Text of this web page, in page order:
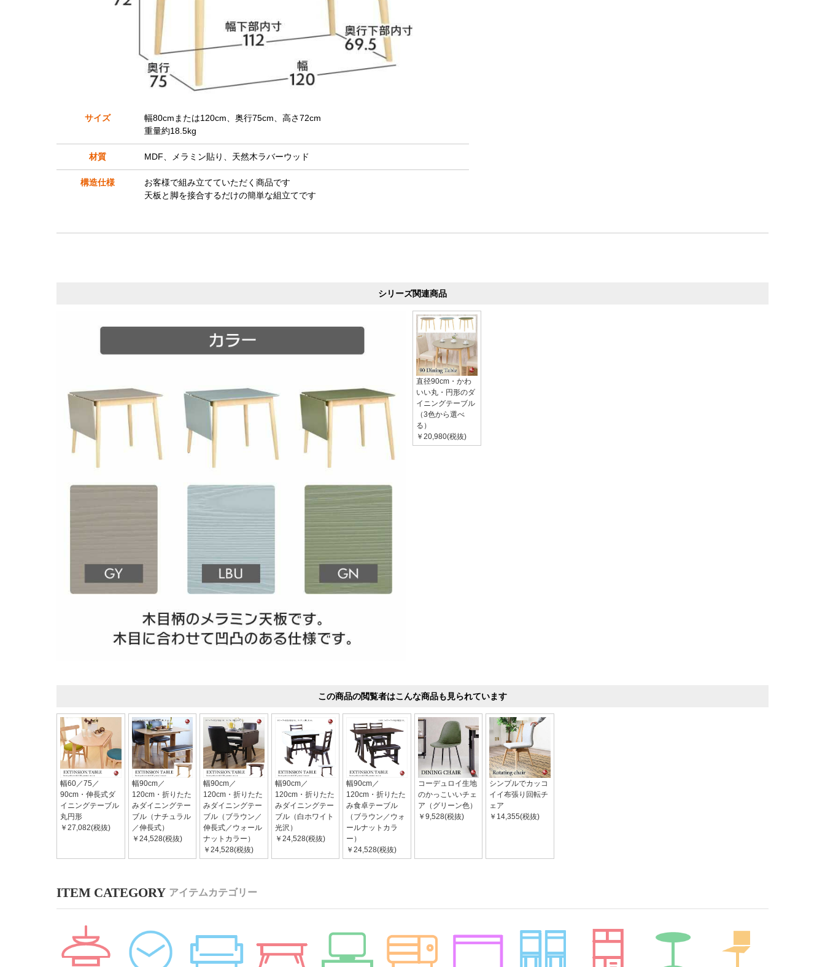
サイズ
幅80cmまたは120cm、奥行75cm、高さ72cm
重量約18.5kg
材質 MDF、メラミン貼り、天然木ラバーウッド
構造仕様
お客様で組み立てていただく商品です
天板と脚を接合するだけの簡単な組立てです
シリーズ関連商品
直径90cm・かわ
いい丸・円形のダ
イニングテーブル
（3色から選べ
る）
￥20,980(税抜)
この商品の閲覧者はこんな商品も見られています
幅60／75／
90cm・伸長式ダ
イニングテーブル
丸円形
￥27,082(税抜)
幅90cm／
120cm・折りたた
みダイニングテー
ブル（ナチュラル
／伸長式）
￥24,528(税抜)
幅90cm／
120cm・折りたた
みダイニングテー
ブル（ブラウン／
伸長式／ウォール
ナットカラー）
￥24,528(税抜)
幅90cm／
120cm・折りたた
みダイニングテー
ブル（白ホワイト
光沢）
￥24,528(税抜)
幅90cm／
120cm・折りたた
み食卓テーブル
（ブラウン／ウォ
ールナットカラ
ー）
￥24,528(税抜)
コーデュロイ生地
のかっこいいチェ
ア（グリーン色）
￥9,528(税抜)
シンプルでカッコ
イイ布張り回転チ
ェア
￥14,355(税抜)
アイテムカテゴリー